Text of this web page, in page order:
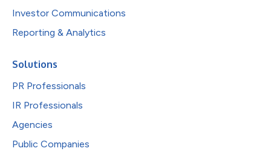
Investor Communications
Reporting & Analytics
Solutions
PR Professionals
IR Professionals
Agencies
Public Companies